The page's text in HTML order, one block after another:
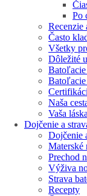
Po
Recenzie
Často
Všetky
Dôležité
Naša
Vaša
Dojčenie a
Dojčenie
Materské
Prechod
Výživa
Strava
Recepty